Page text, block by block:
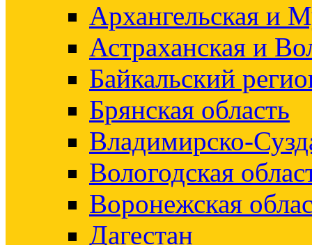
Архангельская и
Астраханская и
Байкальский
Брянская область
Владимирско-
Вологодская
Воронежская
Дагестан